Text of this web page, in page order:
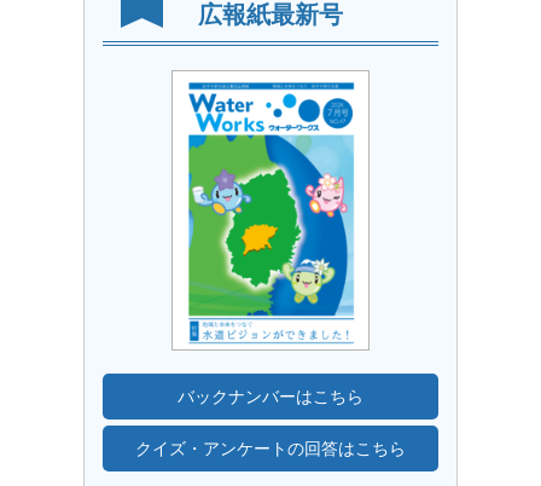
広報紙最新号
バックナンバーはこちら
クイズ・アンケートの回答はこちら